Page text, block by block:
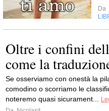
Da
Oltre i confini
come la
Se osserviamo con onestà la
comodino o scorriamo le
noteremo quasi sicurament...